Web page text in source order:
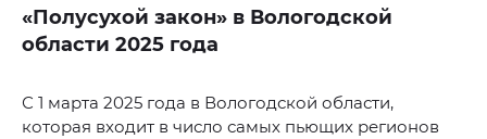
«Полусухой закон» в Вологодской
области 2025 года
С 1 марта 2025 года в Вологодской области,
которая входит в число самых пьющих регионов